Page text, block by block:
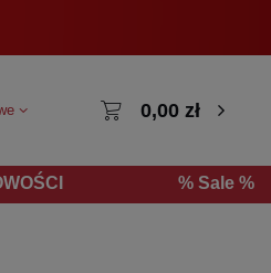
0,00 zł
% Sale %